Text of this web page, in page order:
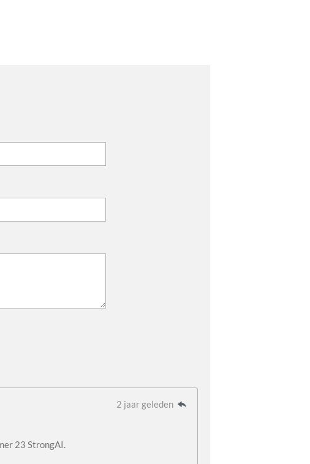
2 jaar geleden
23 StrongAI.